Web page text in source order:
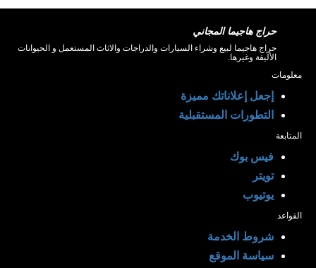
حراج هاجيما المجاني
حراج هاجيما لبيع وشراء السيارات والدراجات والاثاث المستعمل و الحيوانات
الأليفة وغيرها.
معلومات
إجعل إعلاناتك مميزة
التطورات المستقبلية
المتابعة
فيس بوك
تويتر
يوتيوب
القواعد
شروط الخدمة
سياسة الموقع